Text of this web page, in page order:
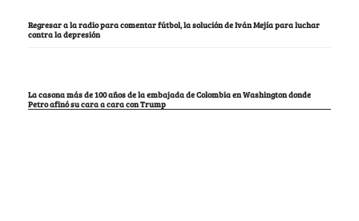
Regresar a la radio para comentar fútbol, la solución de Iván Mejía para luchar
contra la depresión
La casona más de 100 años de la embajada de Colombia en Washington donde
Petro afinó su cara a cara con Trump